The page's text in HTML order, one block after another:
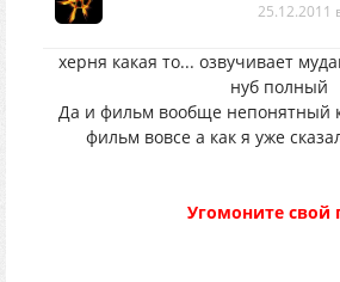
25.12.2011
херня какая то... озвучивает
нуб полный
Да и фильм вообще непонятный
фильм вовсе а как я уже
Угомоните свой